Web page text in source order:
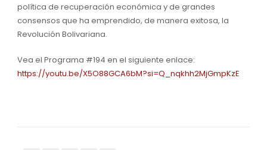
política de recuperación económica y de grandes
consensos que ha emprendido, de manera exitosa, la
Revolución Bolivariana.
Vea el Programa #194 en el siguiente enlace:
https://youtu.be/X5O88GCA6bM?si=Q_nqkhh2MjGmpKzE